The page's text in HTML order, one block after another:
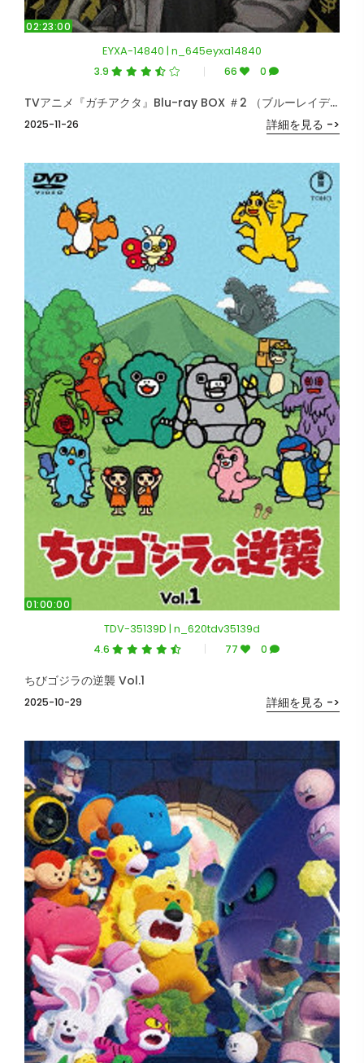
02:23:00
EYXA-14840 | n_645eyxa14840
3.9 66 0
2025-11-26
TVアニメ『ガチアクタ』Blu-ray BOX ＃2 （ブルーレイディスク）
詳細を見る ->
01:00:00
TDV-35139D | n_620tdv35139d
4.6 77 0
2025-10-29
ちびゴジラの逆襲 Vol.1
詳細を見る ->